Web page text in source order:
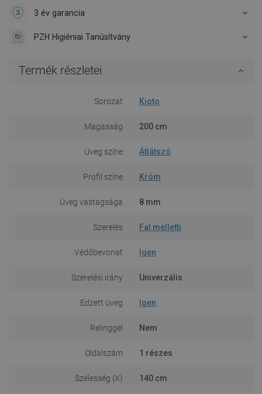
3 év garancia
PZH Higiéniai Tanúsítvány
Termék részletei
Sorozat Kioto
Magasság 200 cm
Üveg színe Átlátszó
Profil színe Króm
Üveg vastagsága 8 mm
Szerelés Fal melletti
Védőbevonat Igen
Szerelési irány Univerzális
Edzett üveg Igen
Relinggel Nem
Oldalszám 1 részes
Szélesség (X) 140 cm